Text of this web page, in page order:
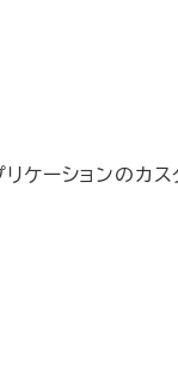
ーションのカス